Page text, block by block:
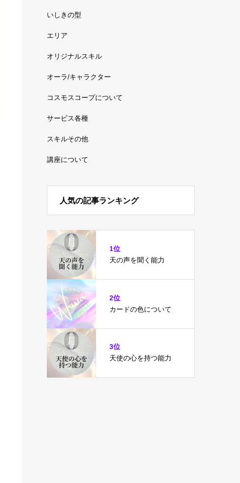
いしきの型
エリア
オリジナルスキル
オーラ/キャラクター
コスモスコープについて
サービス各種
スキルその他
講座について
人気の記事ランキング
1位
天の声を聞く能力
2位
カードの色について
3位
天使の心を持つ能力